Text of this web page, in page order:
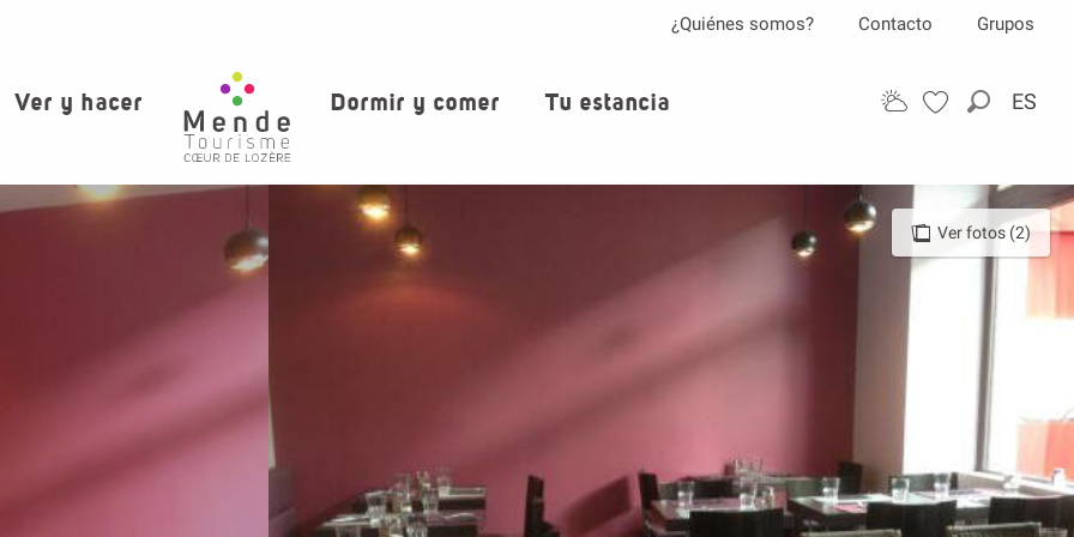
Buscar
ES
¿Quiénes somos? Contacto Grupos
Ver y hacer Dormir y comer Tu estancia
Ver fotos (2)